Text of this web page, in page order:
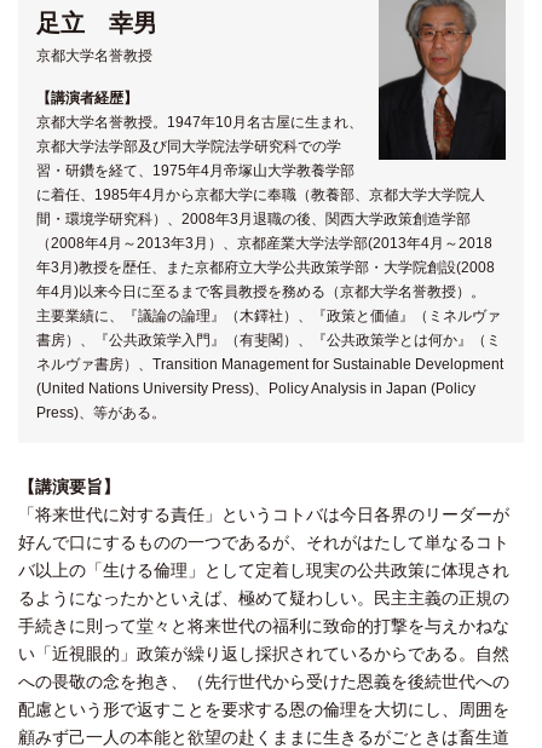
足立 幸男
京都大学名誉教授
【講演者経歴】
京都大学名誉教授。1947年10月名古屋に生まれ、
京都大学法学部及び同大学院法学研究科での学
習・研鑽を経て、1975年4月帝塚山大学教養学部
に着任、1985年4月から京都大学に奉職（教養部、京都大学大学院人
間・環境学研究科）、2008年3月退職の後、関西大学政策創造学部
（2008年4月～2013年3月）、京都産業大学法学部(2013年4月～2018
年3月)教授を歴任、また京都府立大学公共政策学部・大学院創設(2008
年4月)以来今日に至るまで客員教授を務める（京都大学名誉教授）。
主要業績に、『議論の論理』（木鐸社）、『政策と価値』（ミネルヴァ
書房）、『公共政策学入門』（有斐閣）、『公共政策学とは何か』（ミ
ネルヴァ書房）、Transition Management for Sustainable Development
(United Nations University Press)、Policy Analysis in Japan (Policy
Press)、等がある。
【講演要旨】
「将来世代に対する責任」というコトバは今日各界のリーダーが
好んで口にするものの一つであるが、それがはたして単なるコト
バ以上の「生ける倫理」として定着し現実の公共政策に体現され
るようになったかといえば、極めて疑わしい。民主主義の正規の
手続きに則って堂々と将来世代の福利に致命的打撃を与えかねな
い「近視眼的」政策が繰り返し採択されているからである。自然
への畏敬の念を抱き、（先行世代から受けた恩義を後続世代への
配慮という形で返すことを要求する恩の倫理を大切にし、周囲を
顧みず己一人の本能と欲望の赴くままに生きるがごときは畜生道